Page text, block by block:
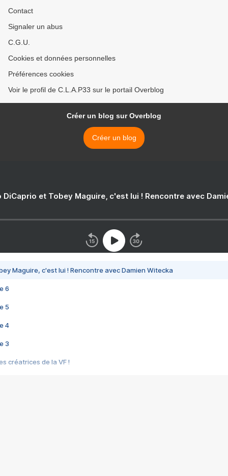
Contact
Signaler un abus
C.G.U.
Cookies et données personnelles
Préférences cookies
Voir le profil de C.L.A.P33 sur le portail Overblog
Créer un blog sur Overblog
Créer un blog
DiCaprio et Tobey Maguire, c'est lui ! Rencontre avec
Maguire, c'est lui ! Rencontre avec Damien Witecka
6
5
4
3
créatrices de la VF !